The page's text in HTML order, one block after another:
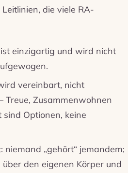
die viele RA-
ist einzigartig und wird nicht
vereinbart, nicht
Zusammenwohnen
sind Optionen, keine
niemand „gehört“ jemandem;
den eigenen Körper und